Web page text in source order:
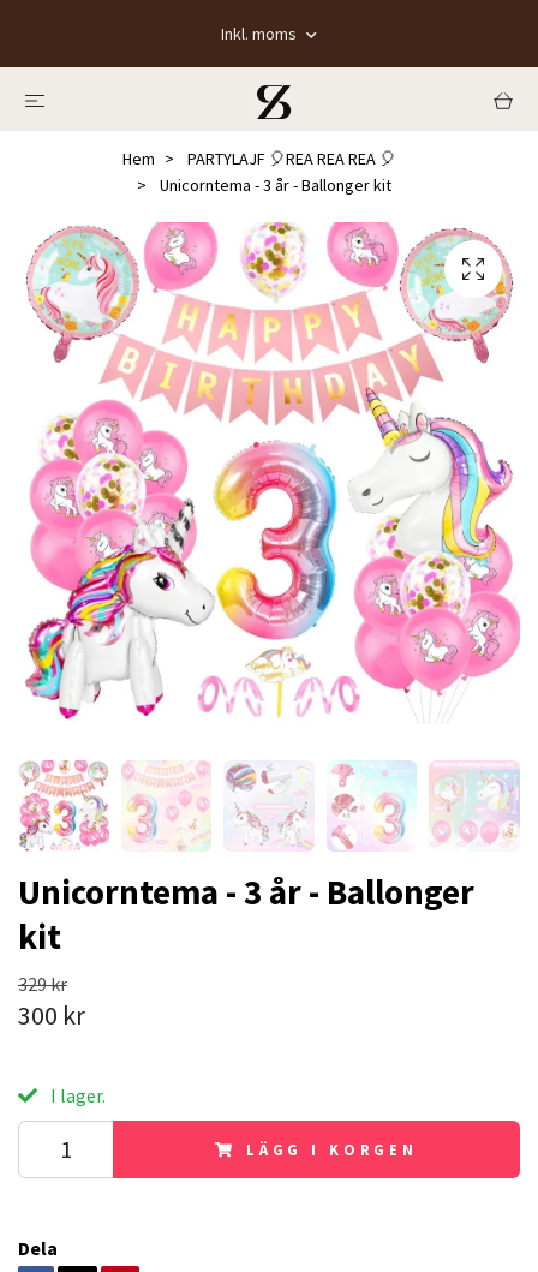
Inkl. moms
Hem
PARTYLAJF 🎈REA REA REA 🎈
Unicorntema - 3 år - Ballonger kit
Unicorntema - 3 år - Ballonger
kit
329 kr
300 kr
I lager.
LÄGG I KORGEN
Dela